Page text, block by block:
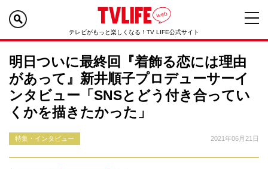
テレビがもっと楽しくなる！TV LIFE公式サイト
明日ついに最終回『着飾る恋には理由
があって』新井順子プロデューサーイ
ンタビュー「SNSとどう付き合ってい
くかを描きたかった」
特集・インタビュー 2021年06月21日